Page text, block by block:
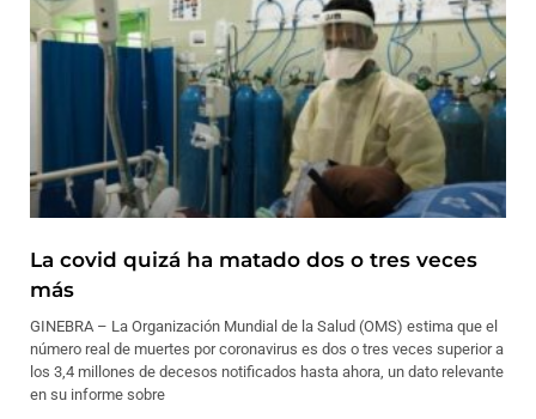
La covid quizá ha matado dos o tres veces
más
GINEBRA – La Organización Mundial de la Salud (OMS) estima que el
número real de muertes por coronavirus es dos o tres veces superior a
los 3,4 millones de decesos notificados hasta ahora, un dato relevante
en su informe sobre